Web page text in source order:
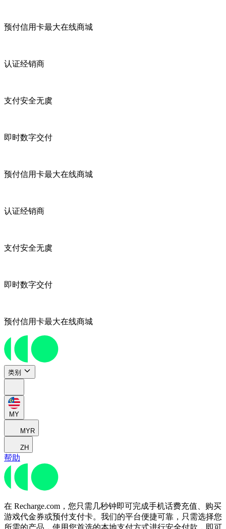
预付信用卡最大在线商城
认证经销商
支付安全无虞
即时数字交付
预付信用卡最大在线商城
认证经销商
支付安全无虞
即时数字交付
预付信用卡最大在线商城
类别
MY
MYR
ZH
帮助
在 Recharge.com，您只需几秒钟即可完成手机话费充值、购买
游戏代金券或预付支付卡。我们的平台便捷可靠，只需选择您